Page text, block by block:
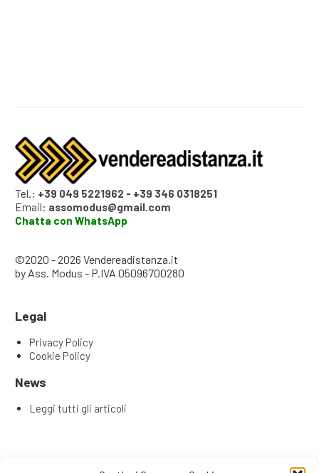
Tel.: +39 049 5221962 - +39 346 0318251
Email: assomodus@gmail.com
Chatta con WhatsApp
©2020 - 2026 Vendereadistanza.it
by Ass. Modus - P.IVA 05096700280
Legal
Privacy Policy
Cookie Policy
News
Leggi tutti gli articoli